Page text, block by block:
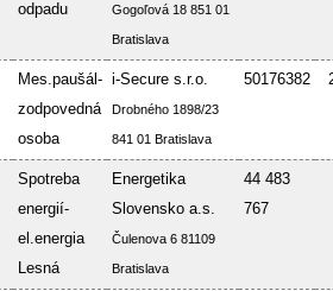
odpadu
Gogoľová 18 851 01
Bratislava
Mes.paušál-
zodpovedná
osoba
i-Secure s.r.o.
Drobného 1898/23
841 01 Bratislava
50176382
Spotreba
energií-
el.energia
Lesná
Energetika
Slovensko a.s.
Čulenova 6 81109
Bratislava
44 483
767